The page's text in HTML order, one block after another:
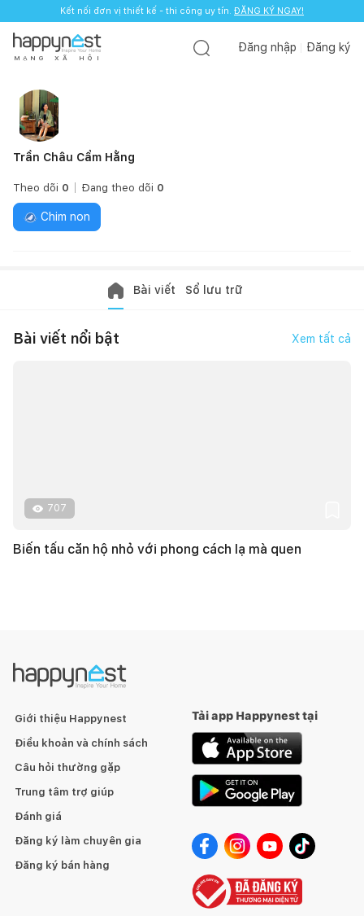
Kết nối đơn vị thiết kế - thi công uy tín. ĐĂNG KÝ NGAY!
Kết nối đơn vị thiết kế - thi công uy tín. ĐĂNG KÝ NGAY!
M Ạ N G X Ã H Ộ I
Đăng nhập Đăng ký
Trần Châu Cẩm Hằng
Theo dõi 0 Đang theo dõi 0
Chim non
Bài viết Sổ lưu trữ
Bài viết nổi bật Xem tất cả
707
Biến tấu căn hộ nhỏ với phong cách lạ mà quen
Giới thiệu Happynest
Điều khoản và chính sách
Câu hỏi thường gặp
Trung tâm trợ giúp
Đánh giá
Đăng ký làm chuyên gia
Đăng ký bán hàng
Tải app Happynest tại